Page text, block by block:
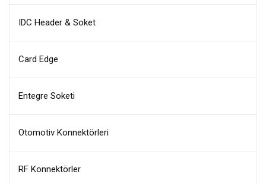
IDC Header & Soket
Card Edge
Entegre Soketi
Otomotiv Konnektörleri
RF Konnektörler